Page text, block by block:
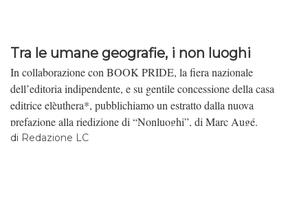
Tra le umane geografie, i non luoghi
In collaborazione con BOOK PRIDE, la fiera nazionale
dell’editoria indipendente, e su gentile concessione della casa
editrice elèuthera*, pubblichiamo un estratto dalla nuova
prefazione alla riedizione di “Nonluoghi”, di Marc Augé.
di Redazione LC